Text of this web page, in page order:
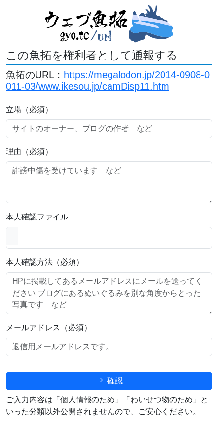
この魚拓を権利者として通報する
魚拓のURL： https://megalodon.jp/2014-0908-0
011-03/www.ikesou.jp/camDisp11.htm
立場（必須）
理由（必須）
本人確認ファイル
本人確認方法（必須）
メールアドレス（必須）
確認
ご入力内容は「個人情報のため」「わいせつ物のため」と
いった分類以外公開されませんので、ご安心ください。